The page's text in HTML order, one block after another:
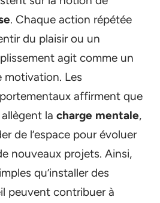
. Chaque action répétée
du plaisir ou un
agit comme un
motivation. Les
affirment que
la charge mentale,
de l’espace pour évoluer
nouveaux projets. Ainsi,
qu’installer des
peuvent contribuer à